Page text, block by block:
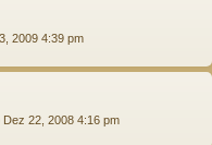
2009 4:39 pm
Dez 22, 2008 4:16 pm